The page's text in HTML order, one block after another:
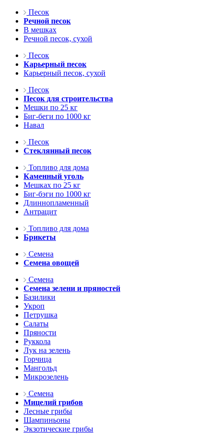
Песок
Речной песок
В мешках
Речной песок, сухой
Песок
Карьерный песок
Карьерный песок, сухой
Песок
Песок для строительства
Мешки по 25 кг
Биг-беги по 1000 кг
Навал
Песок
Стеклянный песок
Топливо для дома
Каменный уголь
Мешках по 25 кг
Биг-бэги по 1000 кг
Длиннопламенный
Антрацит
Топливо для дома
Брикеты
Семена
Семена овощей
Семена
Семена зелени и пряностей
Базилики
Укроп
Петрушка
Салаты
Пряности
Руккола
Лук на зелень
Горчица
Мангольд
Микрозелень
Семена
Мицелий грибов
Лесные грибы
Шампиньоны
Экзотические грибы